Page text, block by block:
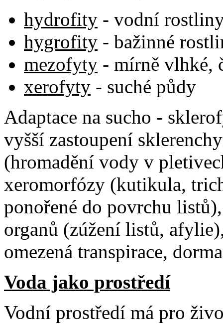
hydrofity - vodní
hygrofity - bažinné
mezofyty - mírně vlhké,
xerofyty - suché půdy
Adaptace na sucho -
vyšší zastoupení
(hromadění vody v
xeromorfózy (kutikula,
ponořené do povrchu
organů (zúžení listů,
omezená transpirace,
Voda jako prostředí
Vodní prostředí má pro